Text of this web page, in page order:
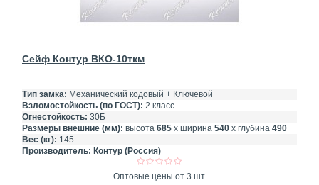
Сейф Контур ВКО-10ткм
Тип замка: Механический кодовый + Ключевой
Взломостойкость (по ГОСТ): 2 класс
Огнестойкость: 30Б
Размеры внешние (мм): высота 685 х ширина 540 х глубина 490
Вес (кг): 145
Производитель: Контур (Россия)
Оптовые цены от 3 шт.